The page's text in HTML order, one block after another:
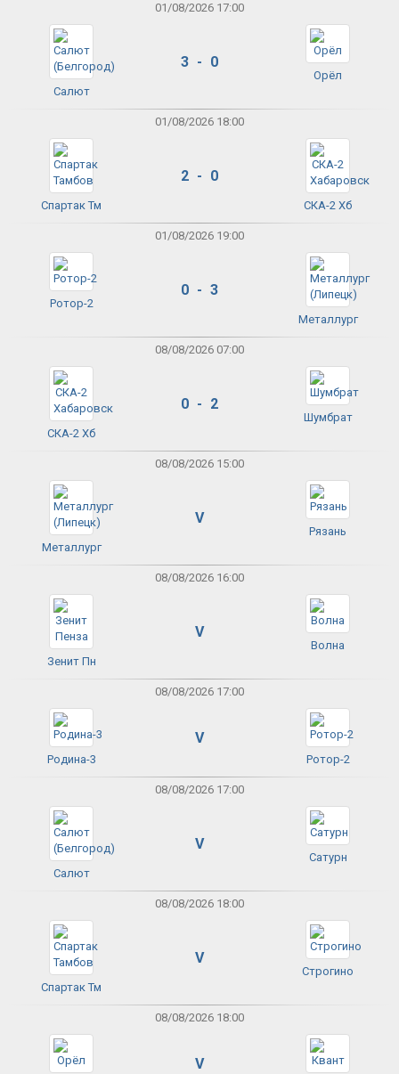
01/08/2026 17:00
Салют
3 - 0
Орёл
01/08/2026 18:00
Спартак Тм
2 - 0
СКА-2 Хб
01/08/2026 19:00
Ротор-2
0 - 3
Металлург
08/08/2026 07:00
СКА-2 Хб
0 - 2
Шумбрат
08/08/2026 15:00
Металлург
V
Рязань
08/08/2026 16:00
Зенит Пн
V
Волна
08/08/2026 17:00
Родина-3
V
Ротор-2
08/08/2026 17:00
Салют
V
Сатурн
08/08/2026 18:00
Спартак Тм
V
Строгино
08/08/2026 18:00
V